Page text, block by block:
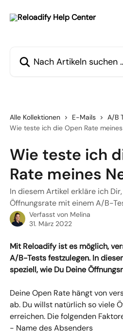
Alle Kollektionen E-Mails A/B
Wie teste ich die Open Rate
Wie teste ich
Rate meines
In diesem Artikel erkläre ich
Öffnungsrate mit einem A/B-
Verfasst von Melina
31. März 2022
Mit Reloadify ist es möglich,
A/B-Tests festzulegen. In
speziell, wie Du Deine
Deine Open Rate hängt von
ab. Du willst natürlich so viele
erreichen. Die folgenden
- Name des Absenders